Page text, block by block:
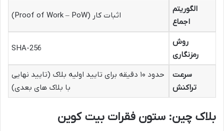
الگوریتم
اجماع
اثبات کار (Proof of Work – PoW)
روش
رمزنگاری
SHA-256
سرعت
تراکنش
حدود ۱۰ دقیقه برای تایید اولیه بلاک (تایید نهایی
با بلاک های بعدی)
بلاک چین: ستون فقرات بیت کوین